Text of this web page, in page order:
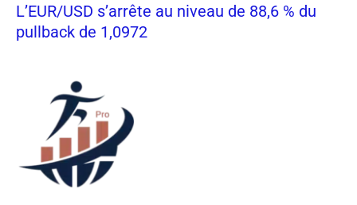
L’EUR/USD s’arrête au niveau de 88,6 % du
pullback de 1,0972